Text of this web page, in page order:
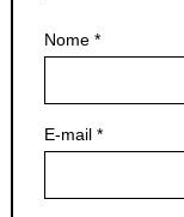
Nome *
E-mail *